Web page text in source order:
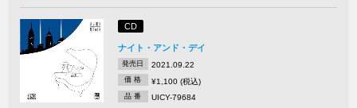
CD
ナイト・アンド・デイ
発売日 2021.09.22
価 格 ¥1,100 (税込)
品 番 UICY-79684